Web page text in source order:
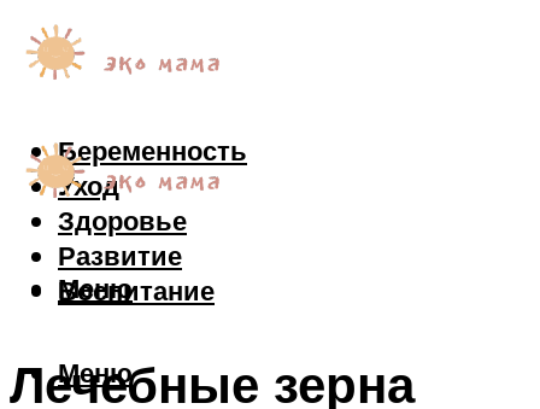
Беременность
Уход
Здоровье
Развитие
Воспитание
Меню
Меню
Лечебные зерна